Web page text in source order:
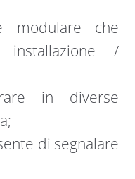
modulare che
/
in diverse
di segnalare